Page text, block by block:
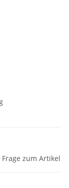
Frage zum Artikel